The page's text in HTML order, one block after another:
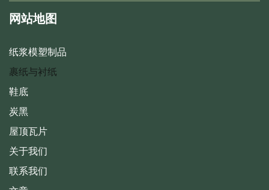
网站地图
纸浆模塑制品
裹纸与衬纸
鞋底
炭黑
屋顶瓦片
关于我们
联系我们